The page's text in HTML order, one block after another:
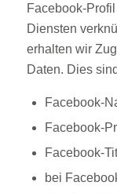
Facebook-
Diensten
erhalten wir
Daten. Dies
Facebook-
Facebook-
Facebook-
bei